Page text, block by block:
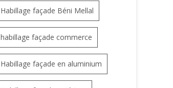
Habillage façade Béni Mellal
habillage façade commerce
Habillage façade en aluminium